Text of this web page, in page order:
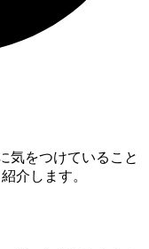
気をつけていること
介します。